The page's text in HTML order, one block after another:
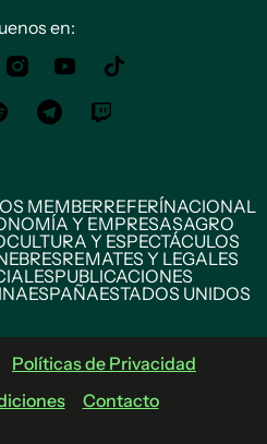
en:
MEMBERREFERÍNACIONAL
Y EMPRESASAGRO
CULTURA Y ESPECTÁCULOS
REMATES Y LEGALES
PUBLICACIONES
ESPAÑAESTADOS UNIDOS
Políticas de Privacidad
Contacto